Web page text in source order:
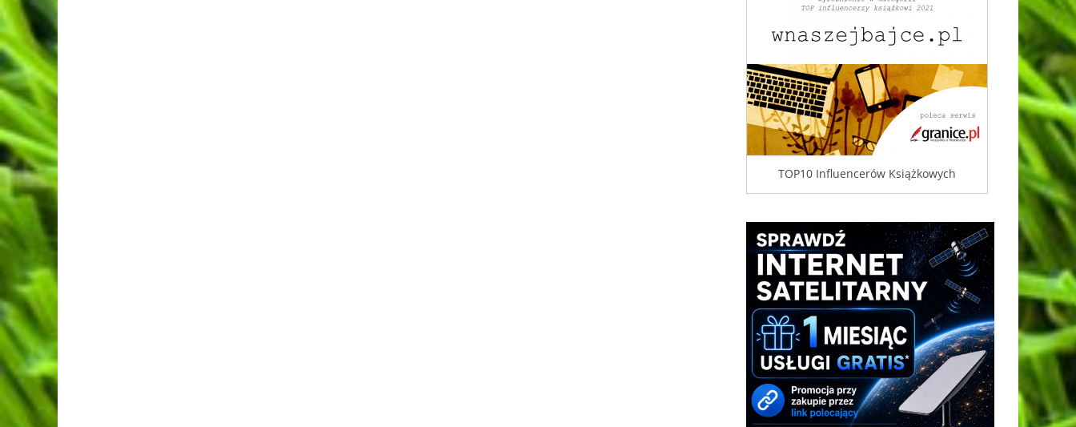
TOP10 Influencerów Książkowych